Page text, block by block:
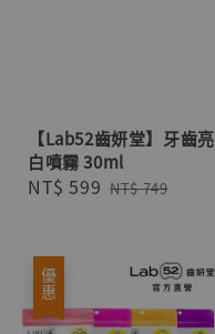
【Lab52齒妍堂】牙齒亮
白噴霧 30ml
Sale
NT$ 599 Regular
NT$ 749
優惠